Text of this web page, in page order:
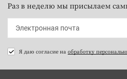
Раз в неделю мы присылаем
Я даю согласие на обработку